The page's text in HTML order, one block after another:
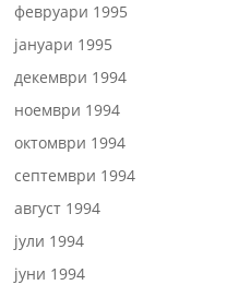
февруари 1995
јануари 1995
декември 1994
ноември 1994
октомври 1994
септември 1994
август 1994
јули 1994
јуни 1994